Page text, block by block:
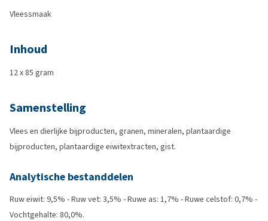
Vleessmaak
Inhoud
12 x 85 gram
Samenstelling
Vlees en dierlijke bijproducten, granen, mineralen, plantaardige
bijproducten, plantaardige eiwitextracten, gist.
Analytische bestanddelen
Ruw eiwit: 9,5% - Ruw vet: 3,5% - Ruwe as: 1,7% - Ruwe celstof: 0,7% -
Vochtgehalte: 80,0%.